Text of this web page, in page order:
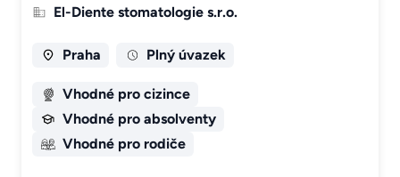
El-Diente stomatologie s.r.o.
Praha Plný úvazek
Vhodné pro cizince
Vhodné pro absolventy
Vhodné pro rodiče